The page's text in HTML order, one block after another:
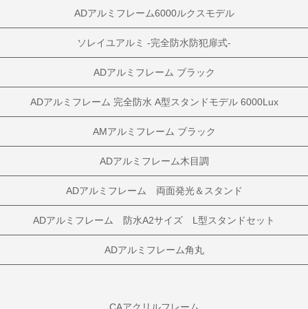
ADアルミフレーム6000ルクスモデル
ソレイユアルミ -完全防水防犯扉式-
ADアルミフレーム ブラック
ADアルミフレーム 完全防水 A型スタンドモデル 6000Lux
AMアルミフレーム ブラック
ADアルミフレーム木目調
ADアルミフレーム 両面発光＆スタンド
ADアルミフレーム 防水A2サイズ L型スタンドセット
ADアルミフレーム角丸
CAアクリルフレーム